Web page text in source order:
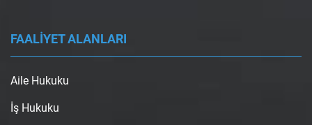
FAALİYET ALANLARI
Aile Hukuku
İş Hukuku